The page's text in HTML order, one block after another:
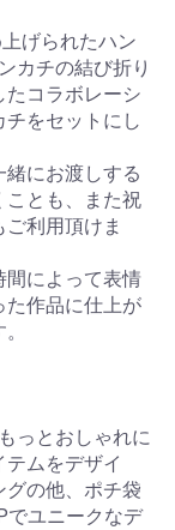
げられたハン
カチの結び折り
たコラボレーシ
チをセットにし
にお渡しする
ことも、また祝
利用頂けま
間によって表情
た作品に仕上が
っとおしゃれに
ムをデザイ
グの他、ポチ袋
でユニークなデ